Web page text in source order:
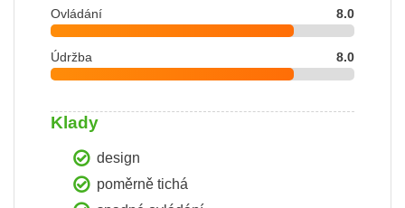
Ovládání 8.0
Údržba 8.0
Klady
design
poměrně tichá